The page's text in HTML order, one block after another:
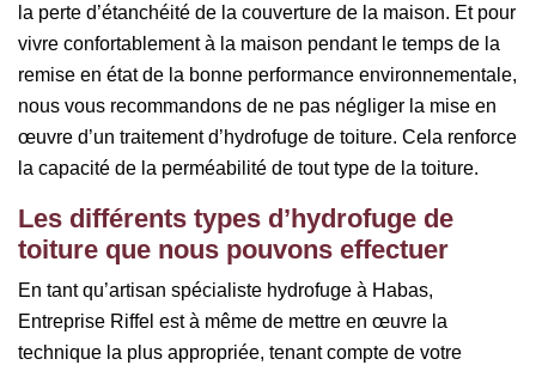
la perte d’étanchéité de la couverture de la maison. Et pour
vivre confortablement à la maison pendant le temps de la
remise en état de la bonne performance environnementale,
nous vous recommandons de ne pas négliger la mise en
œuvre d’un traitement d’hydrofuge de toiture. Cela renforce
la capacité de la perméabilité de tout type de la toiture.
Les différents types d’hydrofuge de
toiture que nous pouvons effectuer
En tant qu’artisan spécialiste hydrofuge à Habas,
Entreprise Riffel est à même de mettre en œuvre la
technique la plus appropriée, tenant compte de votre